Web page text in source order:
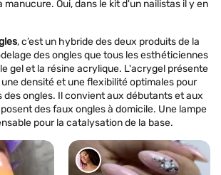
Oui, dans le kit d'un nailistas il y en
, c’est un hybride des deux produits de la
des ongles que tous les esthéticiennes
gel et la résine acrylique. L'acrygel présente
densité et une flexibilité optimales pour
des ongles. Il convient aux débutants et aux
des faux ongles à domicile. Une lampe
pour la catalysation de la base.